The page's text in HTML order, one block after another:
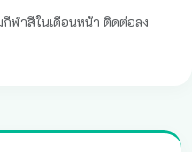
ฬาสีในเดือนหน้า ติดต่อลง